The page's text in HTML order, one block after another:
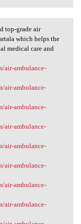
and
top-grade air
which helps the
medical care and
air-ambulance-
air-ambulance-
air-ambulance-
air-ambulance-
air-ambulance-
air-ambulance-
air-ambulance-
air-ambulance-